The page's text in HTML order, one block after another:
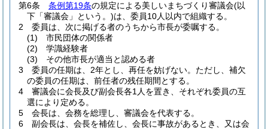
第6条
条例第19条の規定による美しいまちづくり審議会(以
下「審議会」という。)は、委員10人以内で組織する。
2
委員は、次に掲げる者のうちから市長が委嘱する。
(1)
市民団体の関係者
(2)
学識経験者
(3)
その他市長が適当と認める者
3
委員の任期は、2年とし、再任を妨げない。 ただし、補欠
の委員の任期は、前任者の残任期間とする。
4
審議会に会長及び副会長各1人を置き、それぞれ委員の互
選により定める。
5
会長は、会務を総理し、審議会を代表する。
6
副会長は、会長を補佐し、会長に事故があるとき、又は会